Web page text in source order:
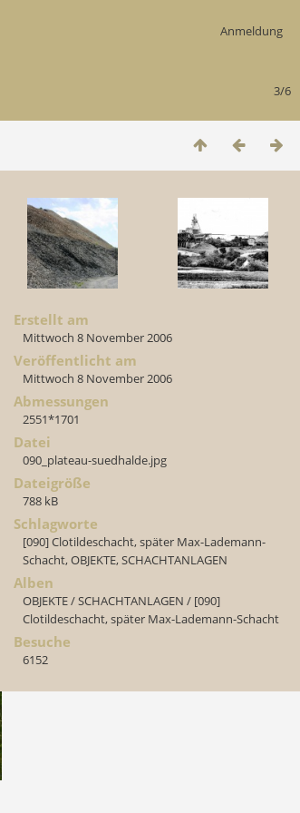
Anmeldung
3/6
Erstellt am
Mittwoch 8 November 2006
Veröffentlicht am
Mittwoch 8 November 2006
Abmessungen
2551*1701
Datei
090_plateau-suedhalde.jpg
Dateigröße
788 kB
Schlagworte
[090] Clotildeschacht, später Max-Lademann-
Schacht,OBJEKTE,SCHACHTANLAGEN
Alben
OBJEKTE/SCHACHTANLAGEN / [090]
Clotildeschacht, später Max-Lademann-Schacht
Besuche
6152